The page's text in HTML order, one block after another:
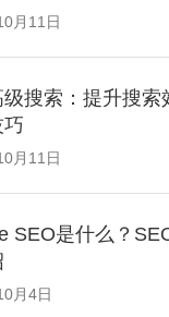
月11日
搜索：提升搜索
巧
月11日
SEO是什么？
月4日